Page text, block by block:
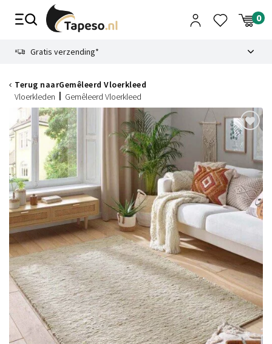
Gratis verzending*
Terug naarGemêleerd Vloerkleed
Vloerkleden
Gemêleerd Vloerkleed